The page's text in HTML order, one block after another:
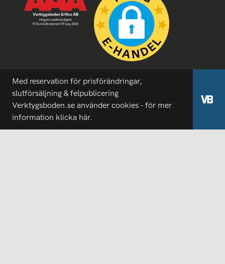
Med reservation för prisförändringar,
slutförsäljning & felpublicering
Verktygsboden.se använder cookies - för mer
information klicka här.